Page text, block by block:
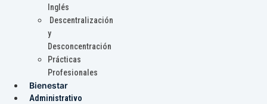
Inglés
Descentralización
y
Desconcentración
Prácticas
Profesionales
Bienestar
Administrativo